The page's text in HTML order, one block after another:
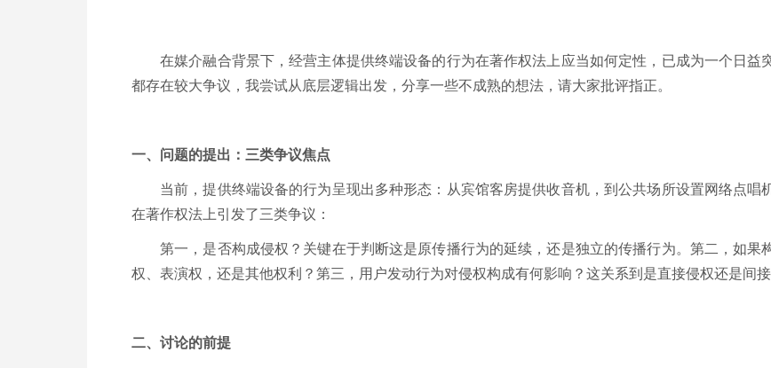
在媒介融合背景下，经营主体提供终端设备的行为在著作权法上应当如何定性，已成为一个日益
都存在较大争议，我尝试从底层逻辑出发，分享一些不成熟的想法，请大家批评指正。
一、问题的提出：三类争议焦点
当前，提供终端设备的行为呈现出多种形态：从宾馆客房提供收音机，到公共场所设置网络点唱
在著作权法上引发了三类争议：
第一，是否构成侵权？关键在于判断这是原传播行为的延续，还是独立的传播行为。第二，如果
权、表演权，还是其他权利？第三，用户发动行为对侵权构成有何影响？这关系到是直接侵权还是间接
二、讨论的前提